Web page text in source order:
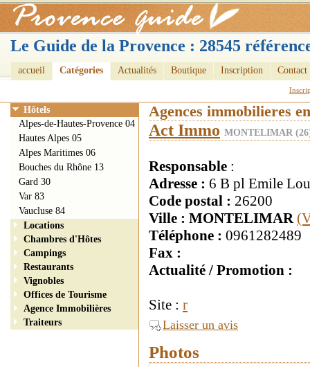
Le Guide de la Provence : 28545
accueil Catégories Actualités Boutique Inscription Contact
Agences immobilieres
Act Immo MONTELIMAR
Responsable :
Adresse : 6 B pl Emile
Code postal : 26200
Ville : MONTELIMAR
Téléphone : 0961282489
Fax :
Actualité / Promotion :
Site : r
Laisser un avis
Photos
Hôtels
Alpes-de-Hautes-Provence 04
Hautes Alpes 05
Alpes Maritimes 06
Bouches du Rhône 13
Gard 30
Var 83
Vaucluse 84
Locations
Chambres d'Hôtes
Campings
Restaurants
Vignobles
Offices de Tourisme
Agence Immobilières
Traiteurs